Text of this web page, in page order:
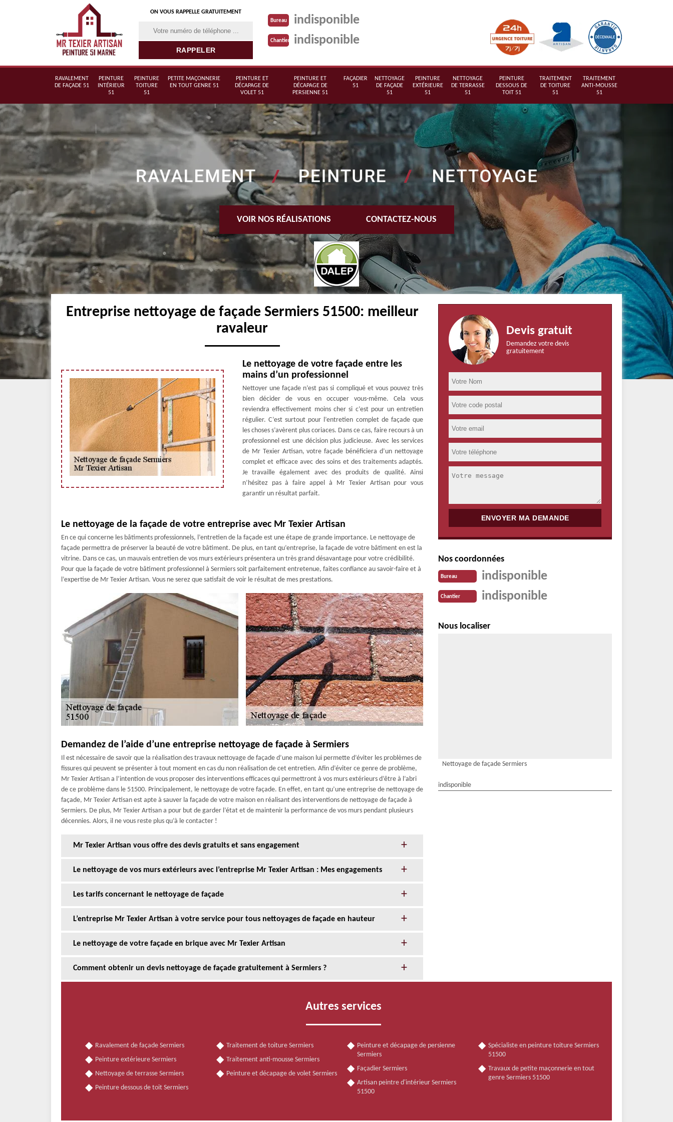
ON VOUS RAPPELLE GRATUITEMENT
Bureau indisponible
Chantier indisponible
RAVALEMENT
DE FAÇADE 51
PEINTURE
INTÉRIEUR
51
PEINTURE
TOITURE
51
PETITE MAÇONNERIE
EN TOUT GENRE 51
PEINTURE ET
DÉCAPAGE DE
VOLET 51
PEINTURE ET
DÉCAPAGE DE
PERSIENNE 51
FAÇADIER
51
NETTOYAGE
DE FAÇADE
51
PEINTURE
EXTÉRIEURE
51
NETTOYAGE
DE TERRASSE
51
PEINTURE
DESSOUS DE
TOIT 51
TRAITEMENT
DE TOITURE
51
TRAITEMENT
ANTI-MOUSSE
51
VOIR NOS RÉALISATIONS CONTACTEZ-NOUS
Entreprise nettoyage de façade Sermiers 51500: meilleur
ravaleur
Le nettoyage de votre façade entre les
mains d’un professionnel
Nettoyer une façade n’est pas si compliqué et vous pouvez très
bien décider de vous en occuper vous-même. Cela vous
reviendra effectivement moins cher si c’est pour un entretien
régulier. C’est surtout pour l’entretien complet de façade que
les choses s’avèrent plus coriaces. Dans ce cas, faire recours à un
professionnel est une décision plus judicieuse. Avec les services
de Mr Texier Artisan, votre façade bénéficiera d’un nettoyage
complet et efficace avec des soins et des traitements adaptés.
Je travaille également avec des produits de qualité. Ainsi
n’hésitez pas à faire appel à Mr Texier Artisan pour vous
garantir un résultat parfait.
Le nettoyage de la façade de votre entreprise avec Mr Texier Artisan
En ce qui concerne les bâtiments professionnels, l’entretien de la façade est une étape de grande importance. Le nettoyage de
façade permettra de préserver la beauté de votre bâtiment. De plus, en tant qu’entreprise, la façade de votre bâtiment en est la
vitrine. Dans ce cas, un mauvais entretien de vos murs extérieurs présentera un très grand désavantage pour votre crédibilité.
Pour que la façade de votre bâtiment professionnel à Sermiers soit parfaitement entretenue, faites confiance au savoir-faire et à
l’expertise de Mr Texier Artisan. Vous ne serez que satisfait de voir le résultat de mes prestations.
Demandez de l’aide d’une entreprise nettoyage de façade à Sermiers
Il est nécessaire de savoir que la réalisation des travaux nettoyage de façade d’une maison lui permette d’éviter les problèmes de
fissures qui peuvent se présenter à tout moment en cas du non réalisation de cet entretien. Afin d’éviter ce genre de problème,
Mr Texier Artisan a l’intention de vous proposer des interventions efficaces qui permettront à vos murs extérieurs d’être à l’abri
de ce problème dans le 51500. Principalement, le nettoyage de votre façade. En effet, en tant qu’une entreprise de nettoyage de
façade, Mr Texier Artisan est apte à sauver la façade de votre maison en réalisant des interventions de nettoyage de façade à
Sermiers. De plus, Mr Texier Artisan a pour but de garder l’état et de maintenir la performance de vos murs pendant plusieurs
décennies. Alors, il ne vous reste plus qu’à le contacter !
Mr Texier Artisan vous offre des devis gratuits et sans engagement
Le nettoyage de vos murs extérieurs avec l’entreprise Mr Texier Artisan : Mes engagements
Les tarifs concernant le nettoyage de façade
L’entreprise Mr Texier Artisan à votre service pour tous nettoyages de façade en hauteur
Le nettoyage de votre façade en brique avec Mr Texier Artisan
Comment obtenir un devis nettoyage de façade gratuitement à Sermiers ?
Devis gratuit
Demandez votre devis
gratuitement
Nos coordonnées
Bureau indisponible
Chantier indisponible
Nous localiser
Nettoyage de façade Sermiers
indisponible
Autres services
Ravalement de façade Sermiers
Peinture extérieure Sermiers
Nettoyage de terrasse Sermiers
Peinture dessous de toit Sermiers
Traitement de toiture Sermiers
Traitement anti-mousse Sermiers
Peinture et décapage de volet Sermiers
Peinture et décapage de persienne
Sermiers
Façadier Sermiers
Artisan peintre d'intérieur Sermiers
51500
Spécialiste en peinture toiture Sermiers
51500
Travaux de petite maçonnerie en tout
genre Sermiers 51500